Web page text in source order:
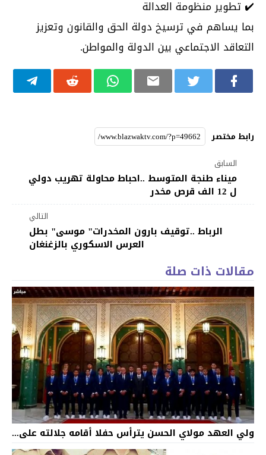
✔️ تطوير منظومة العدالة
بما يساهم في ترسيخ دولة الحق والقانون وتعزيز
التعاقد الاجتماعي بين الدولة والمواطن.
رابط مختصر
السابق
ميناء طنجة المتوسط ..احباط محاولة تهريب دولي
ل 12 الف قرص مخدر
التالي
الرباط ..توقيف بارون المخدرات" موسى" بطل
العرس الاسكوري بالزغنغان
مقالات ذات صلة
ولي العهد مولاي الحسن يترأس حفلا أقامه جلالته على...